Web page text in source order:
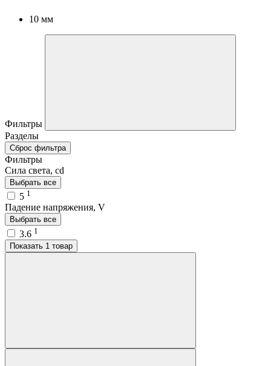
10 мм
Фильтры
Разделы
Сброс фильтра
Фильтры
Сила света, cd
Выбрать все
5 1
Падение напряжения, V
Выбрать все
3.6 1
Показать 1 товар